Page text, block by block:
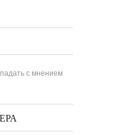
с мнением